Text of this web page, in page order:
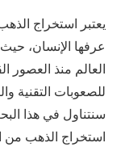
يعتبر استخراج
عرفها الإنسان،
العالم منذ العصور
للصعوبات التقنية
سنتناول في هذا
استخراج الذهب من